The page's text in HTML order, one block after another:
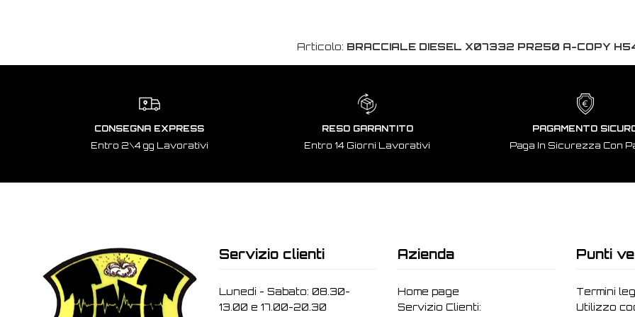
Articolo: BRACCIALE DIESEL X07332 PR250 A-COPY
CONSEGNA EXPRESS
Entro 2\4 gg Lavorativi
RESO GARANTITO
Entro 14 Giorni Lavorativi
PAGAMENTO
Paga In Sicurezza Con
Servizio clienti
Lunedi - Sabato: 08.30-
13.00 e 17.00-20.30
Azienda
Home page
Servizio Clienti:
Punti
Termini
Utilizzo